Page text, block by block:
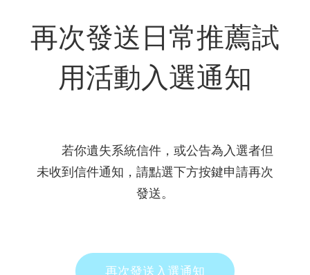
再次發送日常推薦試
用活動入選通知
未收到信件通知，請點選下方按鍵申請再次
發送。
再次發送入選通知